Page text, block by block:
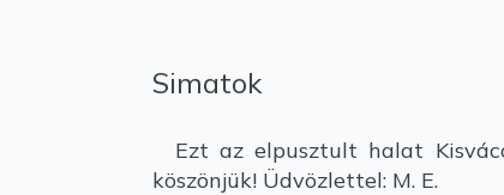
Simatok
Ezt az elpusztult halat
köszönjük! Üdvözlettel: M. E.